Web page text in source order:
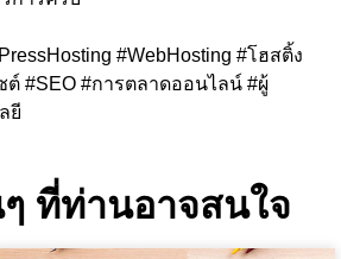
#WebHosting #โฮสติ้ง
ต์ #SEO #การตลาดออนไลน์ #ผู้
ยี
ที่ท่านอาจสนใจ